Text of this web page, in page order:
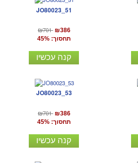
JO80023_51
₪701 ₪386
תחסוך: 45%
קנה עכשיו
JO80023_53
₪701 ₪386
תחסוך: 45%
קנה עכשיו